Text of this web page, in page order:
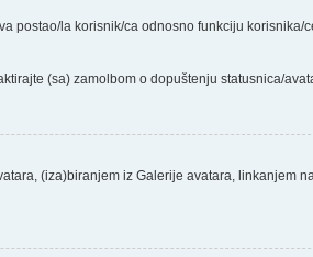
postao/la korisnik/ca odnosno funkciju korisnika/
(sa) zamolbom o dopuštenju statusnica/
(iza)biranjem iz Galerije avatara, linkanjem